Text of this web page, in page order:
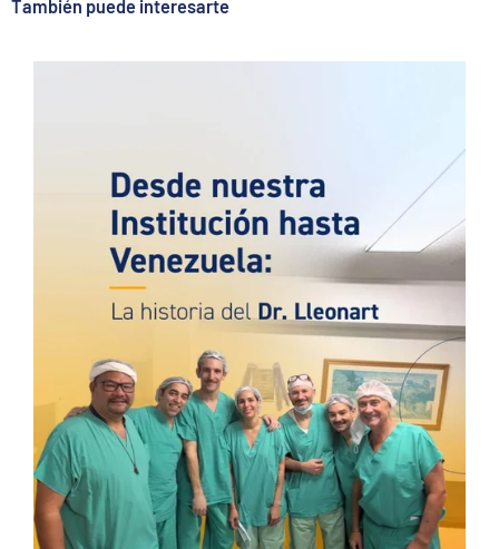
También puede interesarte